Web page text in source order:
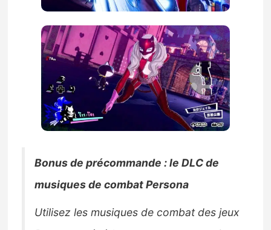
Bonus de précommande : le DLC de
musiques de combat Persona
Utilisez les musiques de combat des jeux